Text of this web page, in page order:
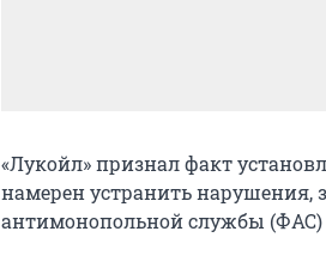
«Лукойл» признал факт
намерен устранить нарушения,
антимонопольной службы